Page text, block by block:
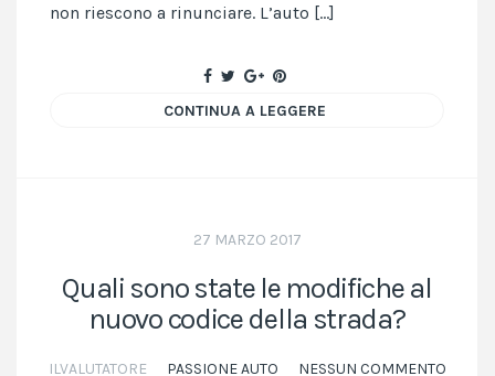
non riescono a rinunciare. L’auto […]
CONTINUA A LEGGERE
27 MARZO 2017
Quali sono state le modifiche al
nuovo codice della strada?
ILVALUTATORE PASSIONE AUTO NESSUN COMMENTO